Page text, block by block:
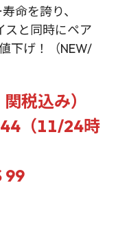
命を誇り、
と同時にペア
下げ！（NEW/
税込み）
（11/24時
99